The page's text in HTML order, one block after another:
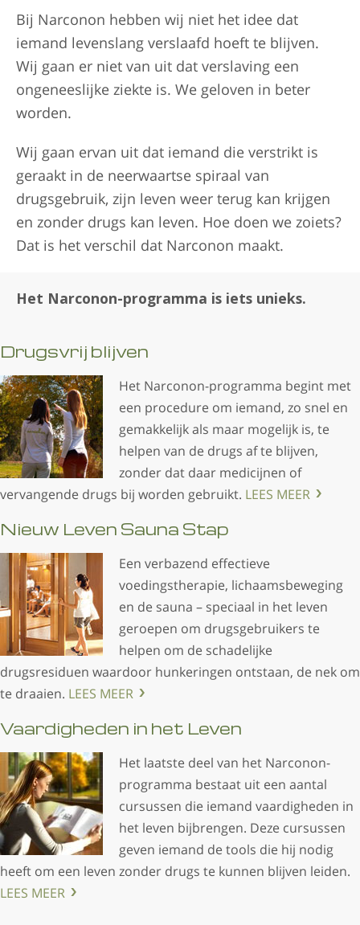
Bij Narconon hebben wij niet het idee dat
iemand levenslang verslaafd hoeft te blijven.
Wij gaan er niet van uit dat verslaving een
ongeneeslijke ziekte is. We geloven in beter
worden.
Wij gaan ervan uit dat iemand die verstrikt is
geraakt in de neerwaartse spiraal van
drugsgebruik, zijn leven weer terug kan krijgen
en zonder drugs kan leven. Hoe doen we zoiets?
Dat is het verschil dat Narconon maakt.
Het Narconon-programma is iets unieks.
Drugsvrij blijven
Het Narconon-programma begint met
een procedure om iemand, zo snel en
gemakkelijk als maar mogelijk is, te
helpen van de drugs af te blijven,
zonder dat daar medicijnen of
vervangende drugs bij worden gebruikt. LEES MEER
Nieuw Leven Sauna Stap
Een verbazend effectieve
voedingstherapie, lichaamsbeweging
en de sauna – speciaal in het leven
geroepen om drugsgebruikers te
helpen om de schadelijke
drugsresiduen waardoor hunkeringen ontstaan, de nek om
te draaien. LEES MEER
Vaardigheden in het Leven
Het laatste deel van het Narconon-
programma bestaat uit een aantal
cursussen die iemand vaardigheden in
het leven bijbrengen. Deze cursussen
geven iemand de tools die hij nodig
heeft om een leven zonder drugs te kunnen blijven leiden.
LEES MEER